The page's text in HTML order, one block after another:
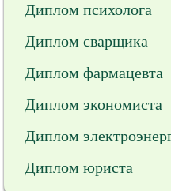
Диплом психолога
Диплом сварщика
Диплом фармацевта
Диплом экономиста
Диплом
Диплом юриста